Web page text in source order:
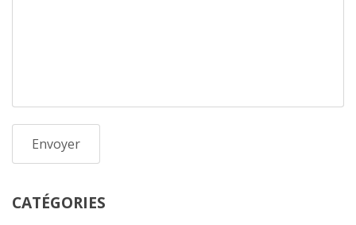
CATÉGORIES